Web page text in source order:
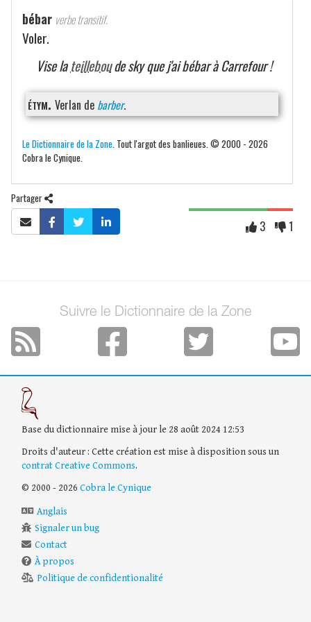
bébar verbe transitif.
Voler.
Vise lateilleboude sky que j'ai bébar à Carrefour !
étym. Verlan de barber.
Le Dictionnaire de la Zone . Tout l'argot des banlieues. © 2000 - 2026
Cobra le Cynique.
Partager
3 1
Suivre le Dictionnaire de la Zone
Base du dictionnaire mise à jour le 28 août 2024 12:53
Droits d'auteur : Cette création est mise à disposition sous un
contrat Creative Commons.
© 2000 - 2026 Cobra le Cynique
Anglais
Signaler un bug
Contact
À propos
Politique de confidentionalité